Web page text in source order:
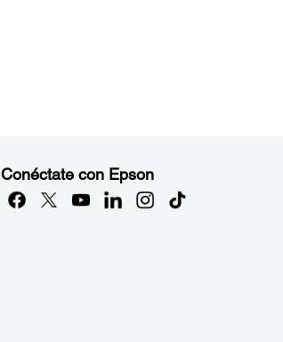
Conéctate con Epson